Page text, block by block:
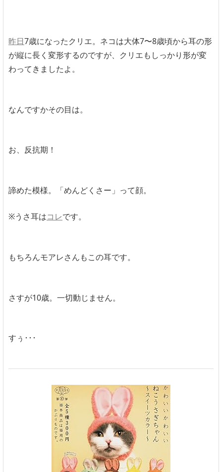
昨日7歳になったクリエ。ネコは大体7〜8歳頃から耳の形
が縦に長く変形するのですが、クリエもしっかり形が変
わってきましたよ。
なんですかその目は。
お、反抗期！
諦めた模様。「めんどくさー」って顔。
※うさ耳はコレです。
もちろんモアレさんもこの耳です。
さすが10歳。一切動じません。
すぅ･･･